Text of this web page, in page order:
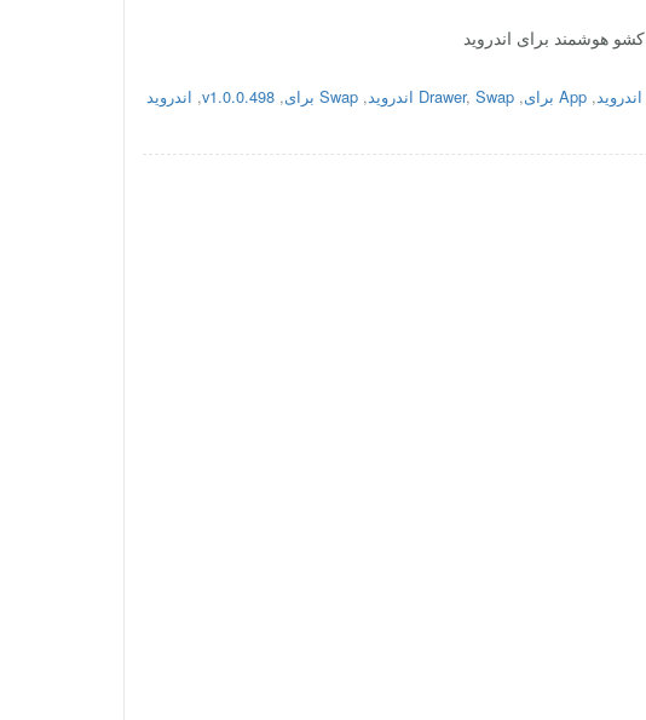
,App برای ,
Drawer, Swap اندروید ,Swap برای ,
v1.0.0.498
, اندروید